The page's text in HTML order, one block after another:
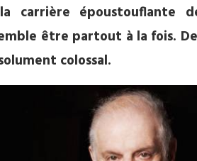
carrière époustouflante
être partout à la fois.
colossal.